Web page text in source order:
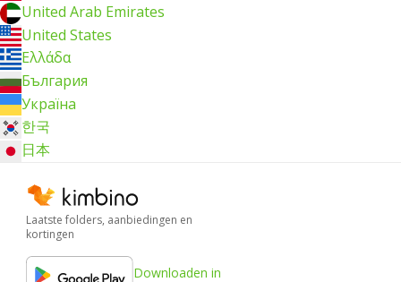
United Arab Emirates
United States
Ελλάδα
България
Україна
한국
日本
Laatste folders, aanbiedingen en
kortingen
Downloaden in